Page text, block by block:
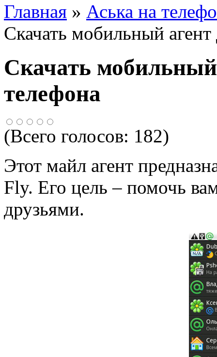
Главная » Аська на
Скачать мобильный
Скачать
телефона
(Всего голосов: 182)
Этот майл агент
Fly. Его цель – помочь
друзьями.